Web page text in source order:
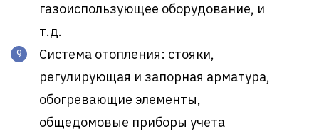
газоиспользующее оборудование, и
т.д.
Система отопления: стояки,
регулирующая и запорная арматура,
обогревающие элементы,
общедомовые приборы учета